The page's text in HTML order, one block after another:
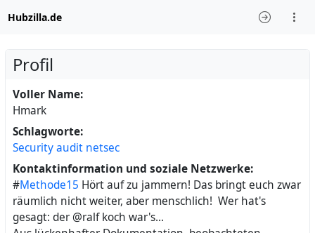
Hubzilla.de
Profil
Voller Name:
Hmark
Schlagworte:
Securityaudit netsec
Kontaktinformation und soziale Netzwerke:
#Methode15 Hört auf zu jammern! Das bringt euch zwar
räumlich nicht weiter, aber menschlich! Wer hat's
gesagt: der @ralf koch war's...